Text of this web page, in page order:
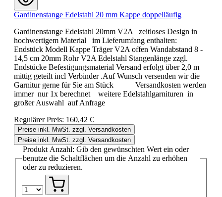
Gardinenstange Edelstahl 20 mm Kappe doppelläufig
Gardinenstange Edelstahl 20mm V2A zeitloses Design in
hochwertigem Material im Lieferumfang enthalten:
Endstück Modell Kappe Träger V2A offen Wandabstand 8 -
14,5 cm 20mm Rohr V2A Edelstahl Stangenlänge zzgl.
Endstücke Befestigungsmaterial Versand erfolgt über 2,0 m
mittig geteilt incl Verbinder .Auf Wunsch versenden wir die
Garnitur gerne für Sie am Stück Versandkosten werden
immer nur 1x berechnet weitere Edelstahlgarnituren in
großer Auswahl auf Anfrage
Regulärer Preis: 160,42 €
Preise inkl. MwSt. zzgl. Versandkosten
Preise inkl. MwSt. zzgl. Versandkosten
Produkt Anzahl: Gib den gewünschten Wert ein oder
benutze die Schaltflächen um die Anzahl zu erhöhen
oder zu reduzieren.